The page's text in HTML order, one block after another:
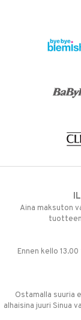
Aina maksuton
Ennen kello
Ostamalla suuria
alhaisina juuri Sinua